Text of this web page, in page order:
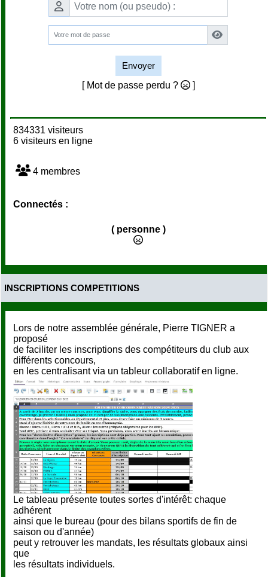
Envoyer
[ Mot de passe perdu ?
]
834331 visiteurs
6 visiteurs en ligne
4 membres
Connectés :
( personne )
INSCRIPTIONS COMPETITIONS
Lors de notre assemblée générale, Pierre TIGNER a
proposé
de faciliter les inscriptions des compétiteurs du club aux
différents concours,
en les centralisant via un tableur collaboratif en ligne.
Le tableau présente toutes sortes d'intérêt: chaque
adhérent
ainsi que le bureau (pour des bilans sportifs de fin de
saison ou d'année)
peut y retrouver les mandats, les résultats globaux ainsi
que
les résultats individuels.